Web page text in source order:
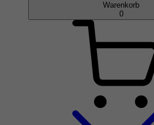
Warenkorb
0